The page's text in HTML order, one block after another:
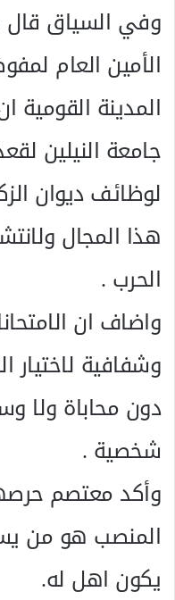
وفي السياق قال
الأمين العام
المدينة القومية
جامعة النيلين
لوظائف ديوان
هذا المجال
الحرب .
واضاف ان
وشفافية لاختيار
دون محاباة ولا
شخصية .
وأكد معتصم
المنصب هو من
يكون اهل له.